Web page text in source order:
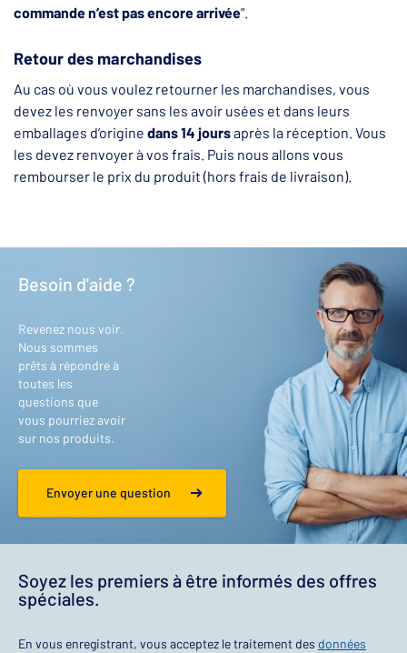
commande n’est pas encore arrivée".
Retour des marchandises
Au cas où vous voulez retourner les marchandises, vous
devez les renvoyer sans les avoir usées et dans leurs
emballages d’origine dans 14 joursaprès la réception. Vous
les devez renvoyer à vos frais. Puis nous allons vous
rembourser le prix du produit (hors frais de livraison).
Besoin d'aide ?
Revenez nous voir.
Nous sommes
prêts à répondre à
toutes les
questions que
vous pourriez avoir
sur nos produits.
Envoyer une question
Soyez les premiers à être informés des offres
spéciales.
En vous enregistrant, vous acceptez le traitement des données